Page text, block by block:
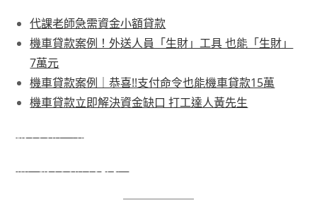
代課老師急需資金小額貸款
機車貸款案例！外送人員「生財」工具 也能「生財」
7萬元
機車貸款案例｜恭喜!!支付命令也能機車貸款15萬
機車貸款立即解決資金缺口 打工達人黃先生